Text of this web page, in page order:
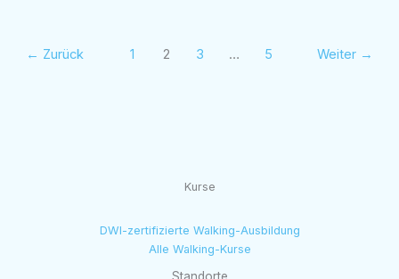
← Zurück 1 2 3 … 5 Weiter →
Kurse
DWI-zertifizierte Walking-Ausbildung
Alle Walking-Kurse